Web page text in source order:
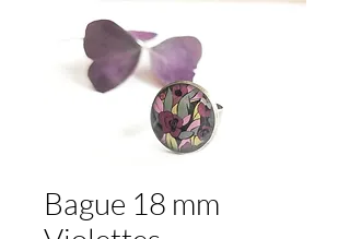
Bague 18 mm